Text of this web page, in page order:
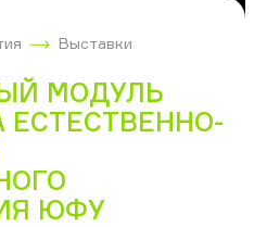
Выставки
МОДУЛЬ
ЕСТЕСТВЕННО-
ЮФУ